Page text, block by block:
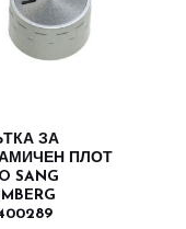
ЗА
ПЛОТ
SANG